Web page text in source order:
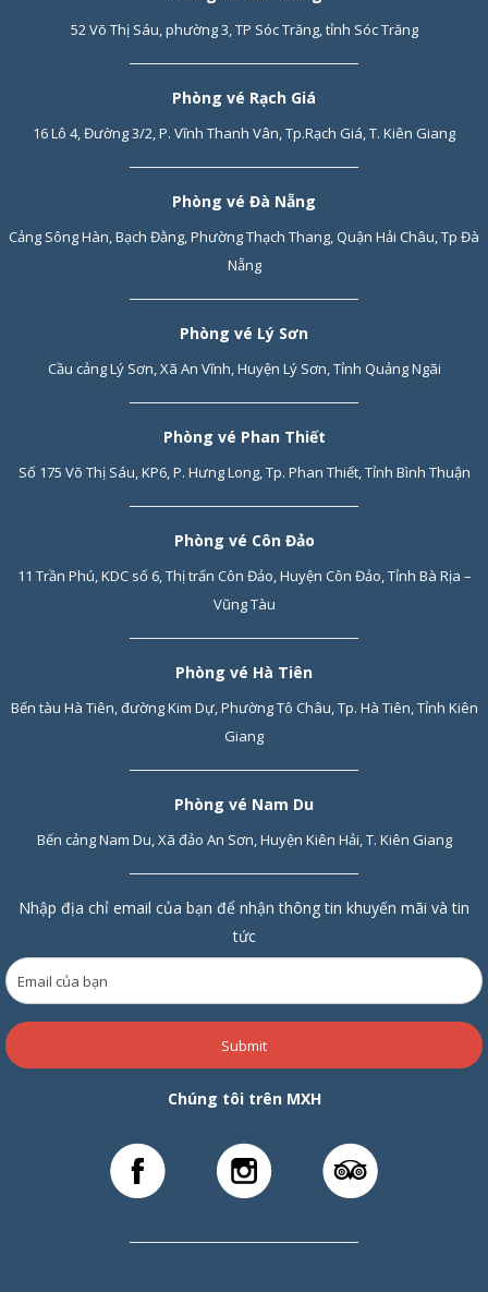
52 Võ Thị Sáu, phường 3, TP Sóc Trăng, tỉnh Sóc Trăng
Phòng vé Rạch Giá
16 Lô 4, Đường 3/2, P. Vĩnh Thanh Vân, Tp.Rạch Giá, T. Kiên Giang
Phòng vé Đà Nẵng
Cảng Sông Hàn, Bạch Đằng, Phường Thạch Thang, Quận Hải Châu, Tp Đà
Nẵng
Phòng vé Lý Sơn
Cầu cảng Lý Sơn, Xã An Vĩnh, Huyện Lý Sơn, Tỉnh Quảng Ngãi
Phòng vé Phan Thiết
Số 175 Võ Thị Sáu, KP6, P. Hưng Long, Tp. Phan Thiết, Tỉnh Bình Thuận
Phòng vé Côn Đảo
11 Trần Phú, KDC số 6, Thị trấn Côn Đảo, Huyện Côn Đảo, Tỉnh Bà Rịa –
Vũng Tàu
Phòng vé Hà Tiên
Bến tàu Hà Tiên, đường Kim Dự, Phường Tô Châu, Tp. Hà Tiên, Tỉnh Kiên
Giang
Phòng vé Nam Du
Bến cảng Nam Du, Xã đảo An Sơn, Huyện Kiên Hải, T. Kiên Giang
Nhập địa chỉ email của bạn để nhận thông tin khuyến mãi và tin
tức
Submit
Chúng tôi trên MXH